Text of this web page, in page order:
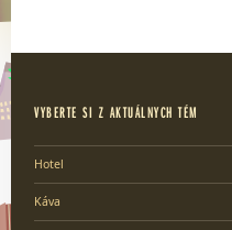
VYBERTE SI Z AKTUÁLNYCH TÉM
Hotel
Káva